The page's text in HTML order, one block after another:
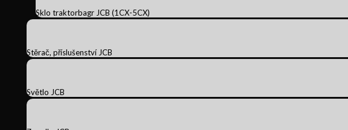
Sklo traktorbagr JCB (1CX-5CX)
Stěrač, příslušenství JCB
Světlo JCB